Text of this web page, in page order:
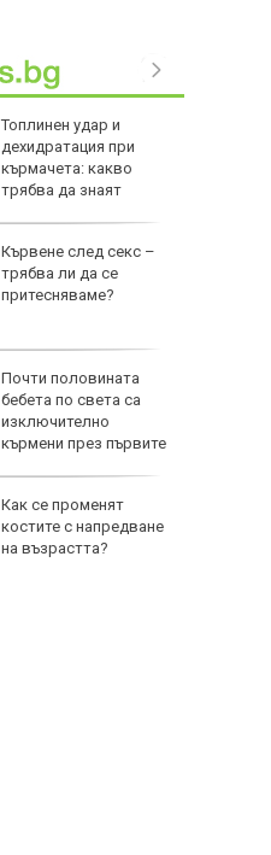
Топлинен удар и
дехидратация при
кърмачета: какво
трябва да знаят
Кървене след секс –
трябва ли да се
притесняваме?
Почти половината
бебета по света са
изключително
кърмени през първите
Как се променят
костите с напредване
на възрастта?